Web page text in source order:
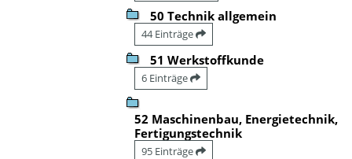
50 Technik allgemein
44 Einträge
51 Werkstoffkunde
6 Einträge
52 Maschinenbau, Energietechnik,
Fertigungstechnik
95 Einträge